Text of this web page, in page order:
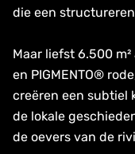
die een
Maar liefst 6.500 m²
en PIGMENTO®
creëren een subtiel
de lokale
de oevers van de